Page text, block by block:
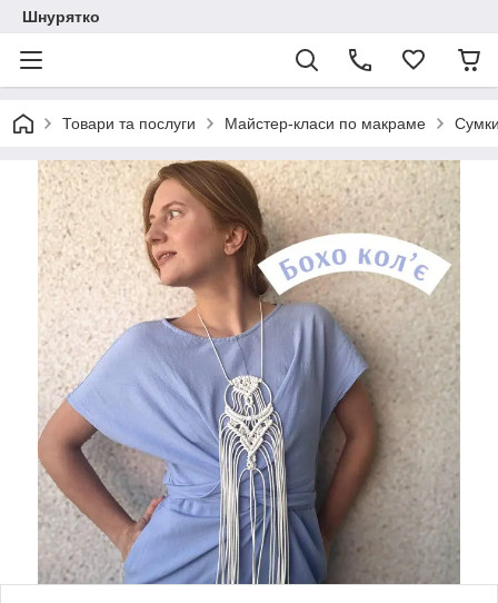
Шнурятко
Товари та послуги Майстер-класи по макраме